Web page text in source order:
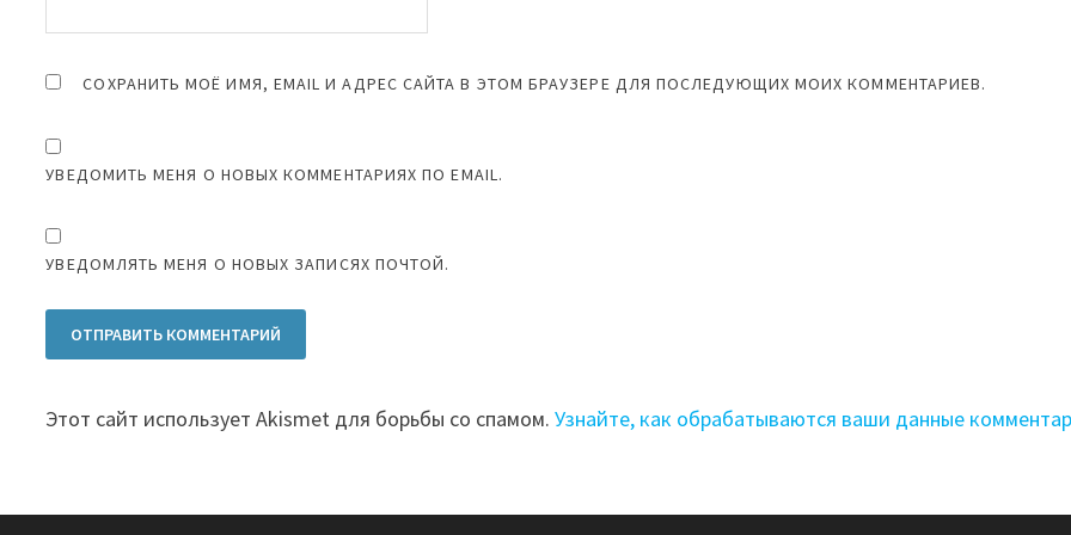
СОХРАНИТЬ МОЁ ИМЯ, EMAIL И АДРЕС САЙТА В ЭТОМ БРАУЗЕРЕ ДЛЯ ПОСЛЕДУЮЩИХ МОИХ КОММЕНТАРИЕВ.
УВЕДОМИТЬ МЕНЯ О НОВЫХ КОММЕНТАРИЯХ ПО EMAIL.
УВЕДОМЛЯТЬ МЕНЯ О НОВЫХ ЗАПИСЯХ ПОЧТОЙ.
Этот сайт использует Akismet для борьбы со спамом.Узнайте, как обрабатываются ваши данные